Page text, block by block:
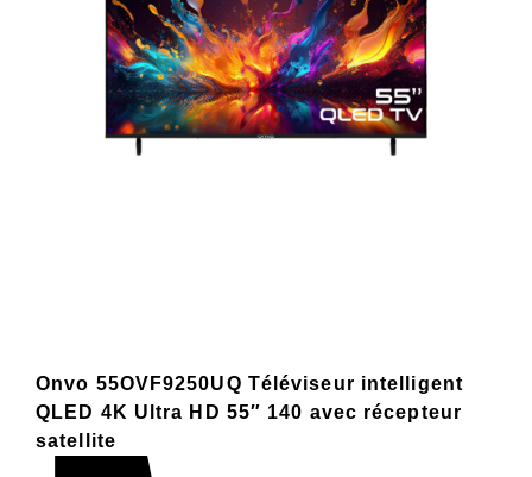
Onvo 55OVF9250UQ Téléviseur intelligent
QLED 4K Ultra HD 55″ 140 avec récepteur
satellite